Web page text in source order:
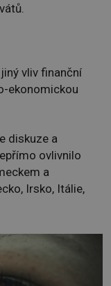
vliv finanční
ekonomickou
diskuze a
ovlivnilo
a
Irsko, Itálie,